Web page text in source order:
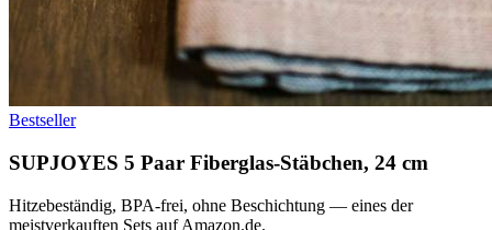
Bestseller
SUPJOYES 5 Paar Fiberglas-Stäbchen, 24 cm
Hitzebeständig, BPA-frei, ohne Beschichtung — eines der
meistverkauften Sets auf Amazon.de.